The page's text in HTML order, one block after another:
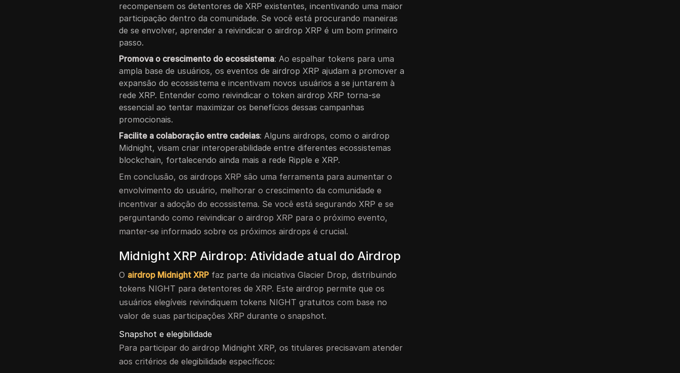
recompensem os detentores de XRP existentes, incentivando uma maior
participação dentro da comunidade. Se você está procurando maneiras
de se envolver, aprender a reivindicar o airdrop XRP é um bom primeiro
passo.
Promova o crescimento do ecossistema: Ao espalhar tokens para uma
ampla base de usuários, os eventos de airdrop XRP ajudam a promover a
expansão do ecossistema e incentivam novos usuários a se juntarem à
rede XRP. Entender como reivindicar o token airdrop XRP torna-se
essencial ao tentar maximizar os benefícios dessas campanhas
promocionais.
Facilite a colaboração entre cadeias: Alguns airdrops, como o airdrop
Midnight, visam criar interoperabilidade entre diferentes ecossistemas
blockchain, fortalecendo ainda mais a rede Ripple e XRP.
Em conclusão, os airdrops XRP são uma ferramenta para aumentar o
envolvimento do usuário, melhorar o crescimento da comunidade e
incentivar a adoção do ecossistema. Se você está segurando XRP e se
perguntando como reivindicar o airdrop XRP para o próximo evento,
manter-se informado sobre os próximos airdrops é crucial.
Midnight XRP Airdrop: Atividade atual do Airdrop
O airdrop Midnight XRP faz parte da iniciativa Glacier Drop, distribuindo
tokens NIGHT para detentores de XRP. Este airdrop permite que os
usuários elegíveis reivindiquem tokens NIGHT gratuitos com base no
valor de suas participações XRP durante o snapshot.
Snapshot e elegibilidade
Para participar do airdrop Midnight XRP, os titulares precisavam atender
aos critérios de elegibilidade específicos: